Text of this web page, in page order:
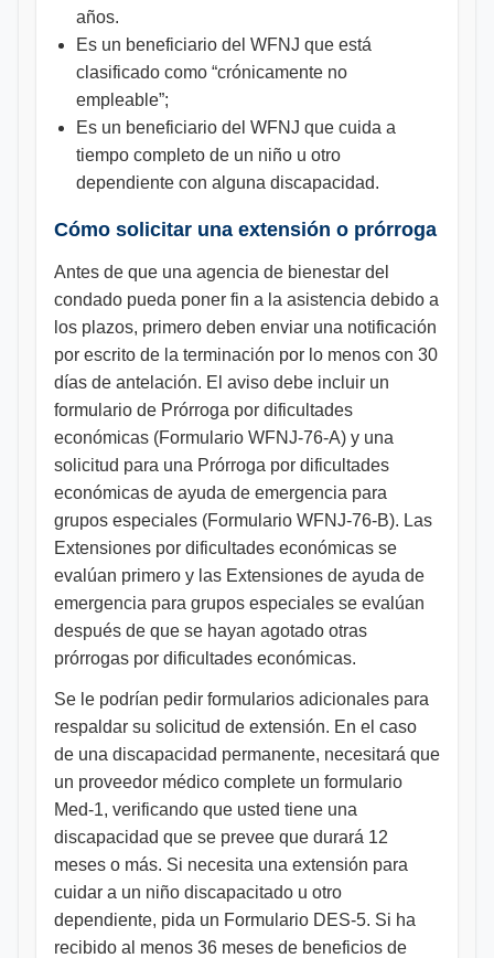
años.
Es un beneficiario del WFNJ que está
clasificado como “crónicamente no
empleable”;
Es un beneficiario del WFNJ que cuida a
tiempo completo de un niño u otro
dependiente con alguna discapacidad.
Cómo solicitar una extensión o prórroga
Antes de que una agencia de bienestar del
condado pueda poner fin a la asistencia debido a
los plazos, primero deben enviar una notificación
por escrito de la terminación por lo menos con 30
días de antelación. El aviso debe incluir un
formulario de Prórroga por dificultades
económicas (Formulario WFNJ-76-A) y una
solicitud para una Prórroga por dificultades
económicas de ayuda de emergencia para
grupos especiales (Formulario WFNJ-76-B). Las
Extensiones por dificultades económicas se
evalúan primero y las Extensiones de ayuda de
emergencia para grupos especiales se evalúan
después de que se hayan agotado otras
prórrogas por dificultades económicas.
Se le podrían pedir formularios adicionales para
respaldar su solicitud de extensión. En el caso
de una discapacidad permanente, necesitará que
un proveedor médico complete un formulario
Med-1, verificando que usted tiene una
discapacidad que se prevee que durará 12
meses o más. Si necesita una extensión para
cuidar a un niño discapacitado u otro
dependiente, pida un Formulario DES-5. Si ha
recibido al menos 36 meses de beneficios de